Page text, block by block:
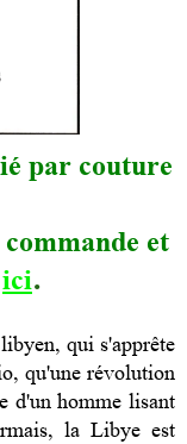
par couture
et
ici.
qui s'apprête
qu'une révolution
d'un homme lisant
la Libye est